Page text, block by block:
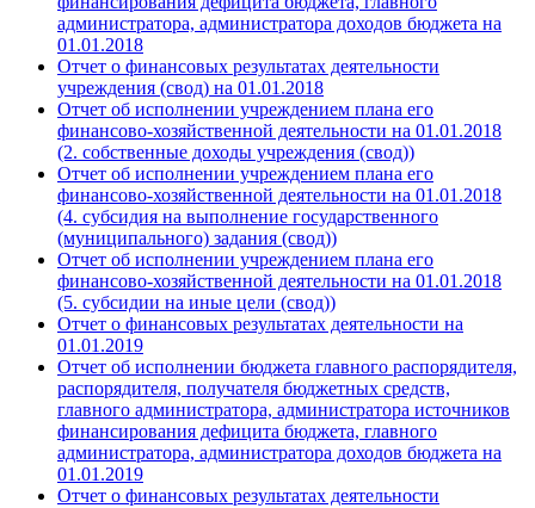
администратора, администратора доходов бюджета на
01.01.2018
Отчет о финансовых результатах деятельности
учреждения (свод) на 01.01.2018
Отчет об исполнении учреждением плана его
финансово-хозяйственной деятельности на 01.01.2018
(2. собственные доходы учреждения (свод))
Отчет об исполнении учреждением плана его
финансово-хозяйственной деятельности на 01.01.2018
(4. субсидия на выполнение государственного
(муниципального) задания (свод))
Отчет об исполнении учреждением плана его
финансово-хозяйственной деятельности на 01.01.2018
(5. субсидии на иные цели (свод))
Отчет о финансовых результатах деятельности на
01.01.2019
Отчет об исполнении бюджета главного распорядителя,
распорядителя, получателя бюджетных средств,
главного администратора, администратора источников
финансирования дефицита бюджета, главного
администратора, администратора доходов бюджета на
01.01.2019
Отчет о финансовых результатах деятельности